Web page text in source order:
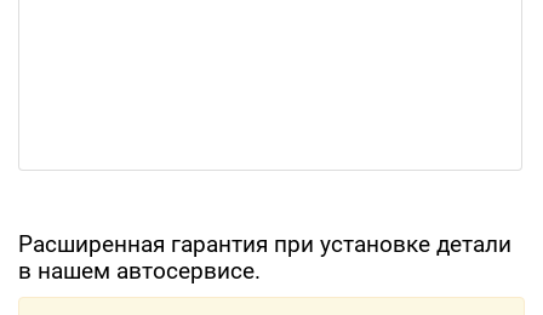
Расширенная гарантия при установке детали
в нашем автосервисе.